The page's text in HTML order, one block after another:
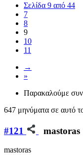
Σελίδα 9 από 44
7
8
9
10
11
→
»
Παρακαλούμε
647 μηνύματα σε αυτό
#121 mastoras
mastoras